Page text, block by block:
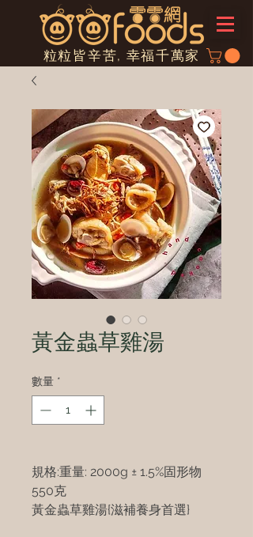
粒粒皆辛苦, 幸福千萬家
黃金蟲草雞湯
數量 *
規格:重量: 2000g ± 1.5%固形物
550克
黃金蟲草雞湯{滋補養身首選}